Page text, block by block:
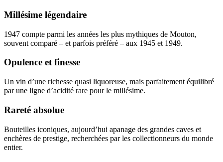
Millésime légendaire
1947 compte parmi les années les plus mythiques de Mouton,
souvent comparé – et parfois préféré – aux 1945 et 1949.
Opulence et finesse
Un vin d’une richesse quasi liquoreuse, mais parfaitement équilibré
par une ligne d’acidité rare pour le millésime.
Rareté absolue
Bouteilles iconiques, aujourd’hui apanage des grandes caves et
enchères de prestige, recherchées par les collectionneurs du monde
entier.